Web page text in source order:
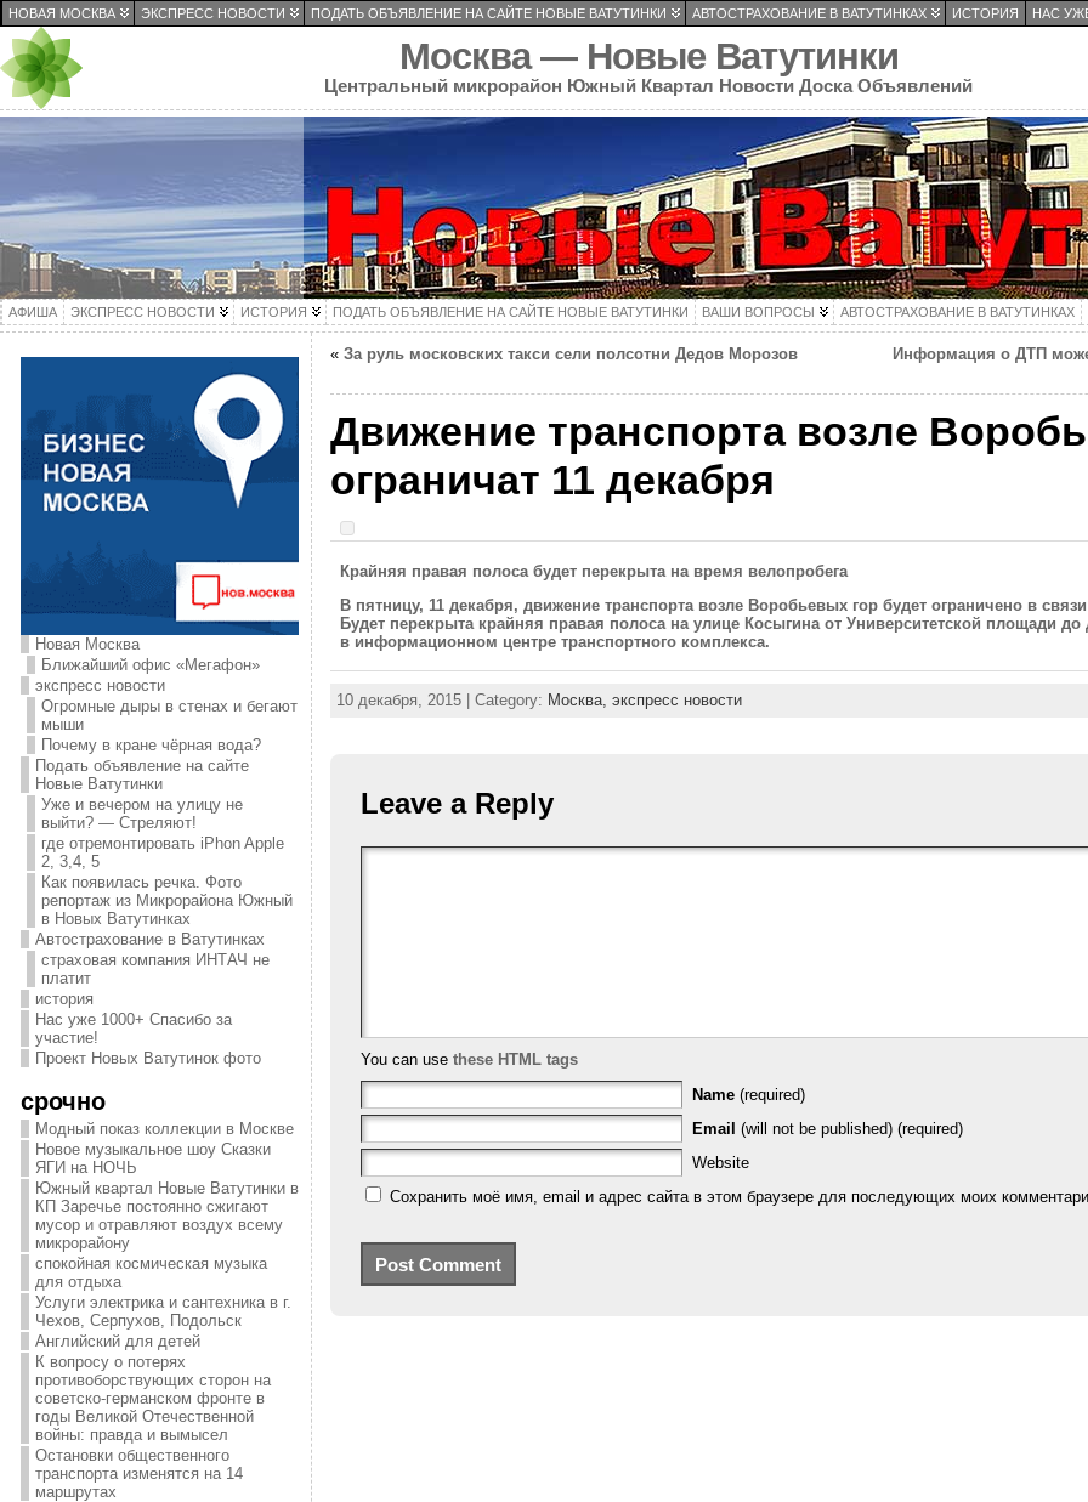
НОВАЯ МОСКВА ЭКСПРЕСС НОВОСТИ ПОДАТЬ ОБЪЯВЛЕНИЕ НА САЙТЕ НОВЫЕ ВАТУТИНКИ АВТОСТРАХОВАНИЕ В ВАТУТИНКАХ ИСТОРИЯ НАС
Москва — Новые Ватутинки
Центральный микрорайон Южный Квартал Новости Доска Объявлений
АФИША ЭКСПРЕСС НОВОСТИ ИСТОРИЯ ПОДАТЬ ОБЪЯВЛЕНИЕ НА САЙТЕ НОВЫЕ ВАТУТИНКИ ВАШИ ВОПРОСЫ АВТОСТРАХОВАНИЕ В ВАТУТИНКАХ
Новая Москва
Ближайший офис «Мегафон»
экспресс новости
Огромные дыры в стенах и бегают
мыши
Почему в кране чёрная вода?
Подать объявление на сайте
Новые Ватутинки
Уже и вечером на улицу не
выйти? — Стреляют!
где отремонтировать iPhon Apple
2, 3,4, 5
Как появилась речка. Фото
репортаж из Микрорайона Южный
в Новых Ватутинках
Автострахование в Ватутинках
страховая компания ИНТАЧ не
платит
история
Нас уже 1000+ Спасибо за
участие!
Проект Новых Ватутинок фото
срочно
Модный показ коллекции в Москве
Новое музыкальное шоу Сказки
ЯГИ на НОЧЬ
Южный квартал Новые Ватутинки в
КП Заречье постоянно сжигают
мусор и отравляют воздух всему
микрорайону
спокойная космическая музыка
для отдыха
Услуги электрика и сантехника в г.
Чехов, Серпухов, Подольск
Английский для детей
К вопросу о потерях
противоборствующих сторон на
советско-германском фронте в
годы Великой Отечественной
войны: правда и вымысел
Остановки общественного
транспорта изменятся на 14
маршрутах
« За руль московских такси сели полсотни Дедов Морозов Информация о ДТП
Движение транспорта возле
ограничат 11 декабря
Крайняя правая полоса будет перекрыта на время велопробега
В пятницу, 11 декабря, движение транспорта возле Воробьевых гор будет ограничено в
Будет перекрыта крайняя правая полоса на улице Косыгина от Университетской
в информационном центре транспортного комплекса.
10 декабря, 2015 | Category: Москва, экспресс новости
Leave a Reply
You can use these HTML tags
Name (required)
Email (will not be published) (required)
Website
Сохранить моё имя, email и адрес сайта в этом браузере для последующих моих